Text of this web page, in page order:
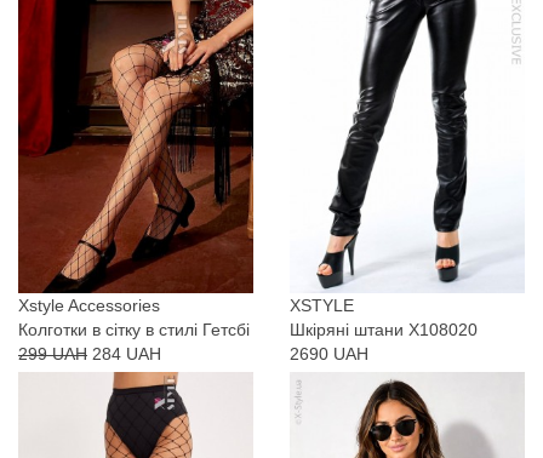
Xstyle Accessories
Колготки в сітку в стилі Гетсбі
299 UAH 284 UAH
XSTYLE
Шкіряні штани X108020
2690 UAH